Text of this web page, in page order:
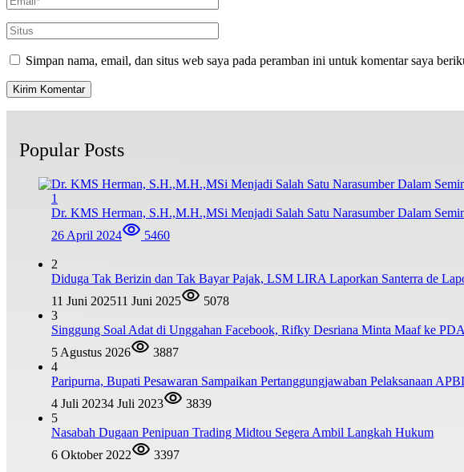
Simpan nama, email, dan situs web saya pada peramban ini untuk komentar saya
Popular Posts
1
Dr. KMS Herman, S.H.,M.H.,MSi Menjadi Salah Satu Narasumber Dalam
26 April 2024
5460
2
Diduga Tak Berizin dan Tak Bayar Pajak, LSM LIRA Laporkan Santerra de
11 Juni 202511 Juni 2025
5078
3
Singgung Soal Adat di Unggahan Facebook, Rifky Desriana Minta Maaf ke
5 Agustus 2026
3887
4
Paripurna, Bupati Pesawaran Sampaikan Pertanggungjawaban Pelaksanaan
4 Juli 20234 Juli 2023
3839
5
Nasabah Dugaan Penipuan Trading Midtou Segera Ambil Langkah Hukum
6 Oktober 2022
3397